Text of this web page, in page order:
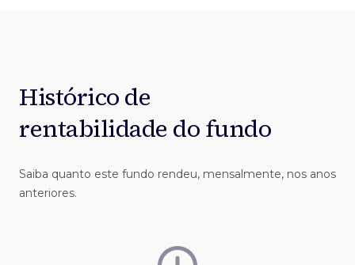
Histórico de
rentabilidade do fundo
Saiba quanto este fundo rendeu, mensalmente, nos anos
anteriores.